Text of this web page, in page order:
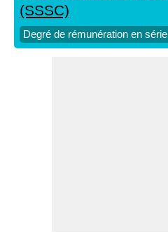
(SSSC)
Degré de rémunération en série